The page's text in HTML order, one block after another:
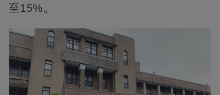
至15%。